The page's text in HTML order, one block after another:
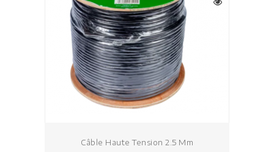
Câble Haute Tension 2.5 Mm